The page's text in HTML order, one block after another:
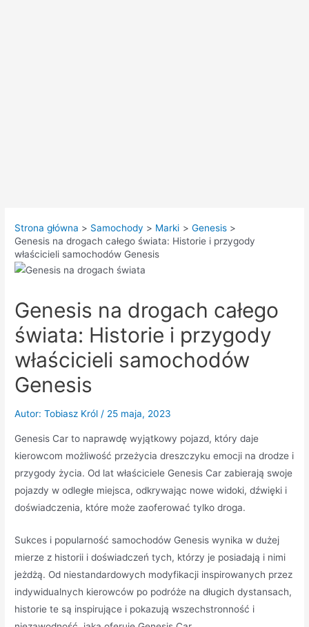
Strona główna Samochody Marki
Genesis
Genesis na drogach całego świata: Historie i przygody
właścicieli samochodów Genesis
Genesis na drogach całego
świata: Historie i przygody
właścicieli samochodów
Genesis
Autor: Tobiasz Król / 25 maja, 2023
Genesis Car to naprawdę wyjątkowy pojazd, który daje
kierowcom możliwość przeżycia dreszczyku emocji na drodze i
przygody życia. Od lat właściciele Genesis Car zabierają swoje
pojazdy w odległe miejsca, odkrywając nowe widoki, dźwięki i
doświadczenia, które może zaoferować tylko droga.
Sukces i popularność samochodów Genesis wynika w dużej
mierze z historii i doświadczeń tych, którzy je posiadają i nimi
jeżdżą. Od niestandardowych modyfikacji inspirowanych przez
indywidualnych kierowców po podróże na długich dystansach,
historie te są inspirujące i pokazują wszechstronność i